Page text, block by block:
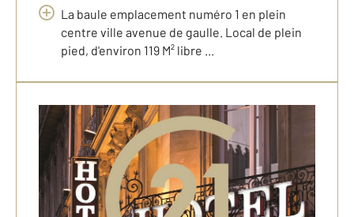
La baule emplacement numéro 1 en plein
centre ville avenue de gaulle. Local de plein
pied, d'environ 119 M² libre ...